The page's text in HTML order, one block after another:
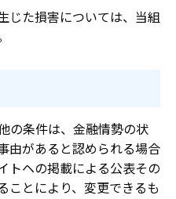
じた損害については、当組
の条件は、金融情勢の状
由があると認められる場合
トヘの掲載による公表その
ことにより、変更できるも